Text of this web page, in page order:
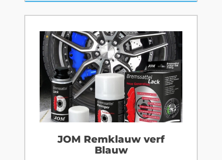
JOM Remklauw verf
Blauw